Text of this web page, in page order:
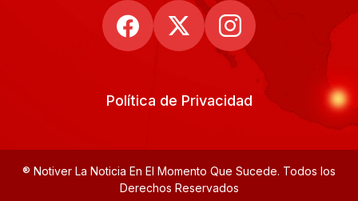
Política de Privacidad
® Notiver La Noticia En El Momento Que Sucede. Todos los
Derechos Reservados